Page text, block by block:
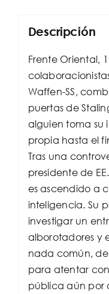
Descripción
Frente Oriental,
Waffen-SS,
puertas de
alguien toma su
propia hasta el
Tras una
presidente de
es ascendido a
inteligencia. Su
investigar un
alborotadores y
nada común,
para atentar
pública aún por